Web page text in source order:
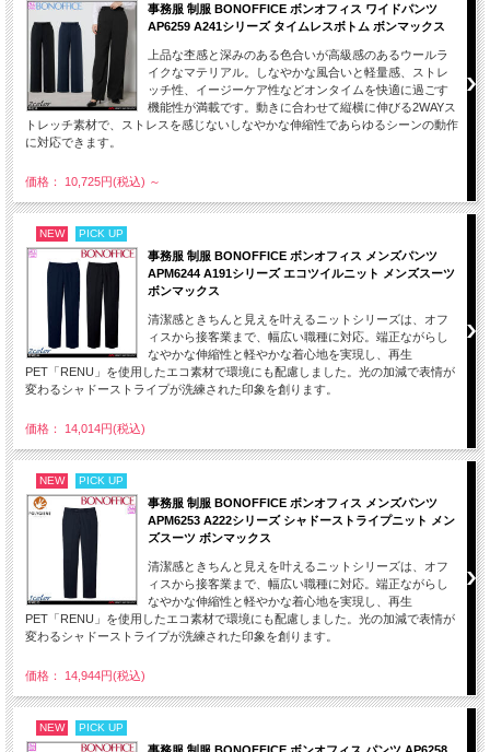
事務服 制服 BONOFFICE ボンオフィス ワイドパンツ
AP6259 A241シリーズ タイムレスボトム ボンマックス
上品な杢感と深みのある色合いが高級感のあるウールラ
イクなマテリアル。しなやかな風合いと軽量感、ストレ
ッチ性、イージーケア性などオンタイムを快適に過ごす
機能性が満載です。動きに合わせて縦横に伸びる2WAYス
トレッチ素材で、ストレスを感じないしなやかな伸縮性であらゆるシーンの動作
に対応できます。
価格： 10,725円(税込) ～
NEW PICK UP
事務服 制服 BONOFFICE ボンオフィス メンズパンツ
APM6244 A191シリーズ エコツイルニット メンズスーツ
ボンマックス
清潔感ときちんと見えを叶えるニットシリーズは、オフ
ィスから接客業まで、幅広い職種に対応。端正ながらし
なやかな伸縮性と軽やかな着心地を実現し、再生
PET「RENU」を使用したエコ素材で環境にも配慮しました。光の加減で表情が
変わるシャドーストライプが洗練された印象を創ります。
価格： 14,014円(税込)
NEW PICK UP
事務服 制服 BONOFFICE ボンオフィス メンズパンツ
APM6253 A222シリーズ シャドーストライプニット メン
ズスーツ ボンマックス
清潔感ときちんと見えを叶えるニットシリーズは、オフ
ィスから接客業まで、幅広い職種に対応。端正ながらし
なやかな伸縮性と軽やかな着心地を実現し、再生
PET「RENU」を使用したエコ素材で環境にも配慮しました。光の加減で表情が
変わるシャドーストライプが洗練された印象を創ります。
価格： 14,944円(税込)
NEW PICK UP